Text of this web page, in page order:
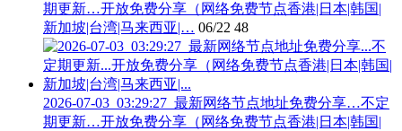
期更新…开放免费分享（网络免费节点香港|日本|韩国|
新加坡|台湾|马来西亚|… 06/22 48
2026-07-03_03:29:27_最新网络节点地址免费分享…不定
期更新…开放免费分享（网络免费节点香港|日本|韩国|